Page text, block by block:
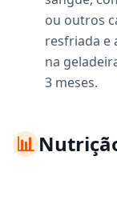
ou outros
resfriada e
na
3 meses.
📊